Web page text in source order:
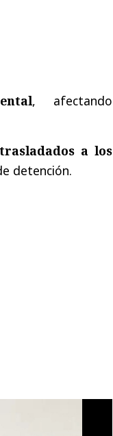
, afectando
a los
detención.